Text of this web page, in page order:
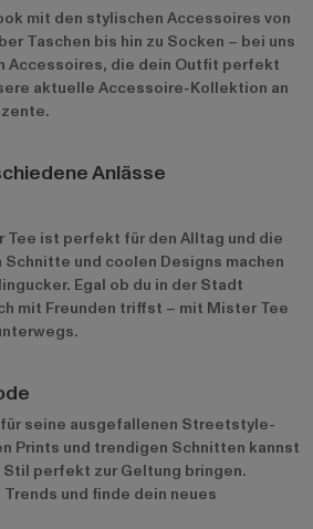
mit den stylischen Accessoires von
Taschen bis hin zu Socken – bei uns
Accessoires, die dein Outfit perfekt
aktuelle Accessoire-Kollektion an
Anlässe
Tee ist perfekt für den Alltag und die
und coolen Designs machen
Egal ob du in der Stadt
mit Freunden triffst – mit Mister Tee
seine ausgefallenen Streetstyle-
Prints und trendigen Schnitten kannst
perfekt zur Geltung bringen.
und finde dein neues